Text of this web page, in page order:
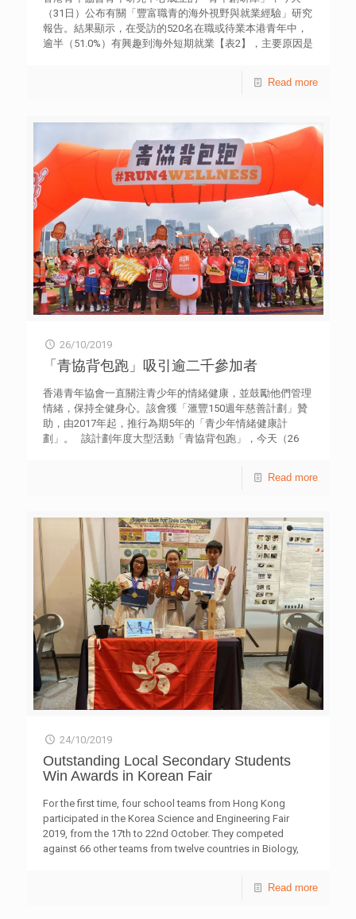
痛」等情況。 個案三︰ 中學學生會成員，本反對一切暴
力及破壞公物的行為，但擔心表達意見後會使內閣失卻支
持，甚或被排擠，因此選擇掩飾立場，與同學一起叫口號。
大壓力及難受。 個案四︰ 中四學生來電表示受到校園欺
凌及排擠，缺乏同學支援，求助無門，情緒大受困擾。她曾
人日日都俾說話我聽，又人身攻擊我，究竟我做錯乜嘢要咁
對我」，憂慮情緒亦讓她萌生逃學及傷害自己的念頭。 徐
小曼引述調查結果指，部分受訪學生遇到壓力時，選擇「與
別人傾訴以尋求解決方法」的百分比（30.7%），較去年同
類調查減少6.5%，而選擇「在社交平台與人分享」
（13.9%）則較去年有輕微上升1.7%。她指出，呈較多抑鬱
徵狀的青年，傾向收藏自己的感受，或較容易選擇在社交平
台與「同聲同氣」的人分享，形成「圍爐效應」。然而，他
們在網絡中找到共鳴，並不等同於現實中也找到與自己連繫
的人和話題；當他們缺乏有意義的連繫，便容易產生孤獨憂
鬱的情緒，如長期忽視，將對身心發展構成負面影響，以及
增加患情緒病風險。 徐小曼建議學校除了加強原有的輔導
支援外，亦可組織一些團體紓壓活動，如球類比賽、身心靜
學業壓力，徐氏亦提醒學生保持參與正常興趣活動，包括體
藝、文化、娛樂活動等，為自己製造喘息的空間。 為了提
升社會關注及正視青年孤獨情緒問題，青協網上青年外展服
務utouch將於11月9日（本周六）假荃灣南豐紗廠舉辦
「Alone Together．孤獨星遊展覽」，透過不同的藝術表達
方式展出青年的故事，亦會邀請 KOL 與青年分享如何面對
孤獨，藉此鼓勵大眾以正能量面對。詳情可瀏覽網站
utouch.hk。 青協「關心一線27778899」持續透過熱線及
長及學生遇上情緒問題，可透過以下方法聯絡有關服務： 輔
utouch.hk Whatsapp輔導 ： 6277 8899 附件一 「中
學生情緒壓力狀況」問卷調查結果
間，鼓勵青年發揮創意與想像力，透過媒體製作過程，加強
對社區的歸屬感，促進與社區互動。近年青年空間更設有
LEAD Lab，進一步為青少年提供在社區學習創意科藝的平
推動團結、無懼、創新、奮鬥及堅持的信念。詳情可瀏覽網
年空間 2019年12月8日 賽馬會乙明青年空間 2020年2月15日
賽馬會天悅青年空間 2020年2月29日 荃灣及葵涌外展社會工
作隊 2020年3月7日 賽馬會葵芳青年空間 2020年3月21日 洪
水橋青年空間
（31日）公布有關「豐富職青的海外視野與就業經驗」研究
報告。結果顯示，在受訪的520名在職或待業本港青年中，
逾半（51.0%）有興趣到海外短期就業【表2】，主要原因是
／體驗文化」（38.5%）【表4】。 上述研究以實地意見調
（82.5%）、提升人際溝通技巧（80.2%）及增強解決問題的
能力（80.2%）【表13】。不過，多達七成（70.8%）認為
獲得海外就業機會並不容易【表7】。 調查又顯示，如果有
機會到海外就業，受訪職青最想從事一般文職工作
（11.9%），其次為創意、設計工作（10.6%）；服務業和旅
遊業分別佔一成（10.2%）；只有3.5%想從事農場工作【表
11】。同時，部分受訪者擔心，花一段時間到海外就業會對
事業發展造成負面影響，包括令他們「錯過在香港的事業發
展機會」（45.8%）、「海外工作經驗不獲香港僱主承認」
（40.0%），及「薪金被壓低」（39.6%）等【表14】。 研
究又深入訪問多位專家，以及20名曾經或正在海外就業的18
至34歲本港青年，他們在海外就業的時間由6個月至2年不
練有正面影響，同時能增強外語、社交和解難等通用就業能
力，其國際視野和人脈網絡亦有助提升職場競爭力。不過，
若以工作假期的方式前往海外就業，並從事不直接相關的行
業，容易受到僱主或人事經理的質疑。 有個案甚至遇到僱
主在面試時表示，在工作假期從事不相關的工作是浪費時
間，亦有僱主在聽到工作假期時，便指那只是吃喝玩樂，對
求職沒有幫助。 不過，研究亦指出，要在工作假期尋找有
旅費，接受了一份低於當地最低工資標準的「黑工」。 相
的行業，積極進取地發出數十份求職申請，最終在媒體與科
技等專門行業汲取工作經驗，回港後能在相關行業繼續發
展。 青年創研庫「經濟與就業」組別召集人陳浩升表示，
人才是香港最寶貴的資源。本地人才庫若具備國際經驗，將
有利於各行各業發展，並有助香港於全球競爭激烈的環境中
拓展海外主要及新興市場。這對鞏固香港作為國際都會的地
位與形象，均有裨益。該組成員周浩民補充說，除了工作假
期計劃外，香港職青獲取海外短期就業的機會不多；政府亦
缺乏支援措施，協助他們善用工作假期，以及獲得其他類型
的海外就業機會。 該組成員關文傑建議當局推出「年輕管
理人才海外發展計劃」，向派駐年輕管理人才往海外主要或
新興市場的企業提供資助，以加強企業管理人才掌握該等市
場的經驗。資助範圍可包括派駐海外的額外成本、事前的適
行業及專業協會與海外相關行業組織合作，為企業提供「年
輕僱員海外交流計劃」，促進雙方年輕僱員汲取海外經驗。
建議的行業包括「香港人才清單」所列明香港缺乏的業界人
才等。 該組成員趙倩婷則認為，勞工處應提高工作假期計
劃的效益，向公眾介紹當中獲得良好就業經驗的個案，以反
映其經歷有助於豐富通用就業能力或專門經驗，以改善僱主
對工作假期的印象。同時，勞工處應為工作假期的參加者提
供就業諮詢服務，協助他們在出發前作出更周詳的計劃，包
研究中心自2015年起成立「青年創研庫」，是本港一個屬於
青年的智庫。現屆創研庫成員由近80位本地青年專業人士與
Read more
26/10/2019
「青協背包跑」吸引逾二千參加者
香港青年協會一直關注青少年的情緒健康，並鼓勵他們管理
情緒，保持全健身心。該會獲「滙豐150週年慈善計劃」贊
助，由2017年起，推行為期5年的「青少年情緒健康計
劃」。 該計劃年度大型活動「青協背包跑」，今天（26
袋背包及書本完成賽事。 香港青年協會總幹事何永昌先生
「全健」生活多行一步。他感謝「滙豐150週年慈善計劃」
的贊助，以及多間工商機構的禮品支持，以行動表達關心年
輕一代的成長。 為了吸引更多青年參與跑步運動，活動今
年新增「背包者聯盟」項目，由香港著名長跑運動員紀嘉文
擔任星級教練，透過七月舉行的專業跑步訓練和全健生活體
驗日，學習正確跑步姿勢和建立良好生活習慣，釋放生活中
的各種壓力、整理思緒。每位參加者均會配對一位同跑員，
二人於專業訓練後，一同參加「青協背包跑」賽事。 活動
亦設有解憂嘉年華，分為Chill Zone、Big Zone及Run Zone
三大主題區，並設有20多個不同的攤位，為公眾帶來不同的
解憂減壓體驗。 香港青年協會業務總監徐小曼指出，青年
全健思維中心透過熱線和網上輔導，每年平均處理達50,000
宗求助個案，與情緒和健康相關的約佔六成。是項長跑活動
針對青少年精神專科的門診新症輪候時間甚長，上述特別資
助有需要之青少年接受私家精神科醫生診斷及治療，為初期
出現情緒病徵狀之青少年，提供快速支援服務。 青協「青
作，透過情緒管理訓練及大型教育活動，強化青少年處理負
面情緒及壓力的能耐；另亦資助10至29歲有需要的青少年接
受私家精神科或中醫治療，合共提供200個名額。該計劃即
將推出《情緒自選台》中學情緒健康互動劇場，於全港50間
https://www.runforwellness.hk M21相片 Run-pic相片
Read more
24/10/2019
Outstanding Local Secondary Students
Win Awards in Korean Fair
For the first time, four school teams from Hong Kong
participated in the Korea Science and Engineering Fair
2019, from the 17th to 22nd October. They competed
against 66 other teams from twelve countries in Biology,
local winners at the Hong Kong Student Science Project
Read more